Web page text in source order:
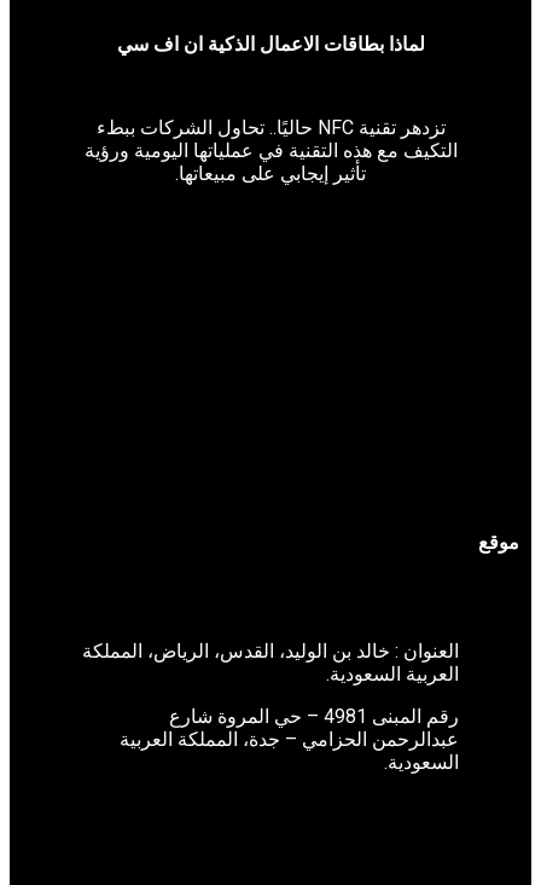
بطاقات الاعمال الذكية ان اف سي
تزدهر تقنية NFC حاليًا.. تحاول الشركات ببطء
هذه التقنية في عملياتها اليومية ورؤية
تأثير إيجابي على مبيعاتها.
بن الوليد، القدس، الرياض، المملكة
رقم المبنى 4981 – حي المروة شارع
الحزامي – جدة، المملكة العربية